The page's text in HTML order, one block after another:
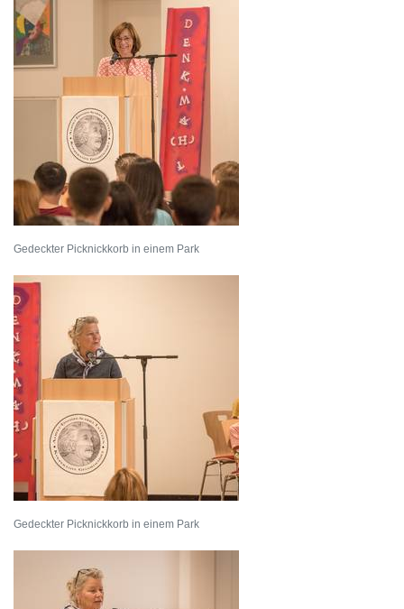
Gedeckter Picknickkorb in einem Park
Gedeckter Picknickkorb in einem Park